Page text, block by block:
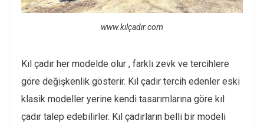
www.kılçadır.com
Kıl çadır her modelde olur , farklı zevk ve tercihlere
göre değişkenlik gösterir. Kıl çadır tercih edenler eski
klasik modeller yerine kendi tasarımlarına göre kıl
çadır talep edebilirler. Kıl çadırların belli bir modeli